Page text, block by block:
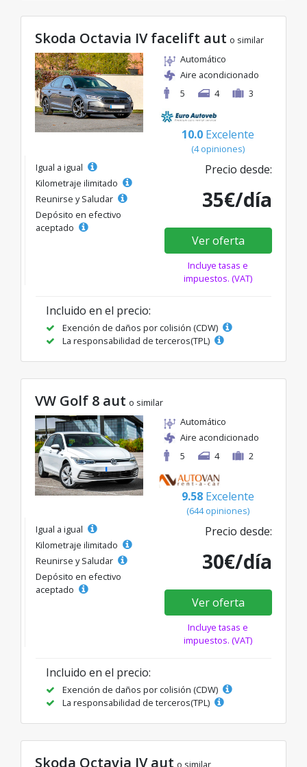
Skoda Octavia IV facelift aut o similar
Automático
Aire acondicionado
5
4 3
10.0 Excelente
(4 opiniones)
Igual a igual
Kilometraje ilimitado
Reunirse y Saludar
Depósito en efectivo
aceptado
Precio desde:
35€/día
Ver oferta
Incluye tasas e
impuestos. (VAT)
Incluido en el precio:
Exención de daños por colisión (CDW)
La responsabilidad de terceros(TPL)
VW Golf 8 aut o similar
Automático
Aire acondicionado
5
4 2
9.58 Excelente
(644 opiniones)
Igual a igual
Kilometraje ilimitado
Reunirse y Saludar
Depósito en efectivo
aceptado
Precio desde:
30€/día
Ver oferta
Incluye tasas e
impuestos. (VAT)
Incluido en el precio:
Exención de daños por colisión (CDW)
La responsabilidad de terceros(TPL)
Skoda Octavia IV aut o similar